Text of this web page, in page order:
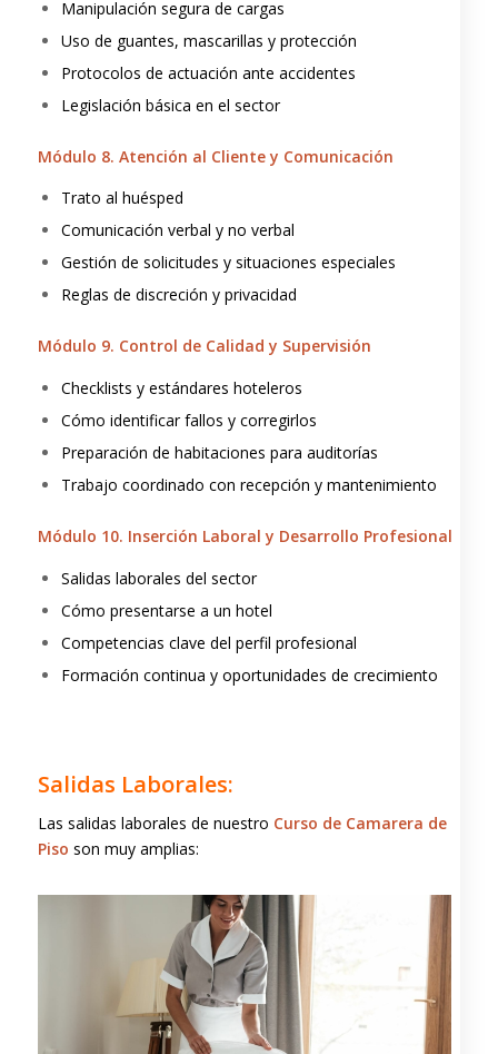
Manipulación segura de cargas
Uso de guantes, mascarillas y protección
Protocolos de actuación ante accidentes
Legislación básica en el sector
Módulo 8. Atención al Cliente y Comunicación
Trato al huésped
Comunicación verbal y no verbal
Gestión de solicitudes y situaciones especiales
Reglas de discreción y privacidad
Módulo 9. Control de Calidad y Supervisión
Checklists y estándares hoteleros
Cómo identificar fallos y corregirlos
Preparación de habitaciones para auditorías
Trabajo coordinado con recepción y mantenimiento
Módulo 10. Inserción Laboral y Desarrollo Profesional
Salidas laborales del sector
Cómo presentarse a un hotel
Competencias clave del perfil profesional
Formación continua y oportunidades de crecimiento
Salidas Laborales:
Las salidas laborales de nuestro Curso de Camarera de
Piso son muy amplias: